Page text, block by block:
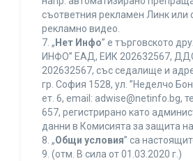
съответния рекламен Линк или
рекламно видео.
7. „ Нет Инфо” е търговското
ИНФО” ЕАД, ЕИК 202632567,
202632567, със седалище и
гр. София 1528, ул. ”Неделчо
ет. 6, еmail: adwise@netinfo.bg,
657, регистрирано като
данни в Комисията за защита
8. „Общи условия” са
9. (отм. В сила от 01.03.2020 г.)